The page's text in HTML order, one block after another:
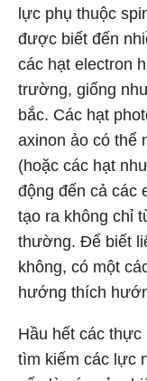
lực phụ thuộc
được biết đến
các hạt electron
trường, giống
bắc. Các hạt
axinon ảo có thể
(hoặc các hạt
động đến cả các
tạo ra không chỉ
thường. Để biết
không, có một
hướng thích
Hầu hết các
tìm kiếm các lực